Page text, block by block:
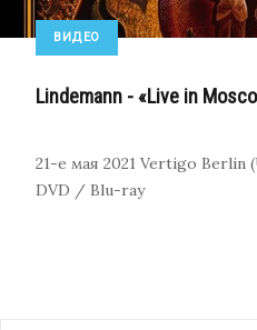
ВИДЕО
Lindemann - «Live in
21-е мая 2021 Vertigo Berlin
DVD / Blu-ray